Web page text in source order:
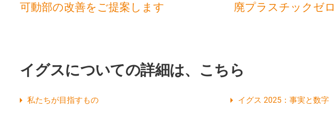
可動部の改善をご提案します 廃プラスチックゼロ
イグスについての詳細は、こちら
私たちが目指すもの イグス 2025：事実と数字